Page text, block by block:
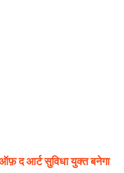
द आर्ट सुविधा युक्त बनेगा